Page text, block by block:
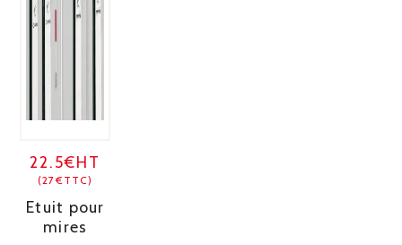
22.5€HT
(27€TTC)
Etuit pour
mires